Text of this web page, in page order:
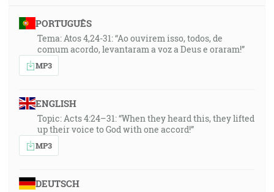
PORTUGUÊS
Tema: Atos 4,24-31: “Ao ouvirem isso, todos, de
comum acordo, levantaram a voz a Deus e oraram!”
MP3
ENGLISH
Topic: Acts 4:24–31: “When they heard this, they lifted
up their voice to God with one accord!”
MP3
DEUTSCH